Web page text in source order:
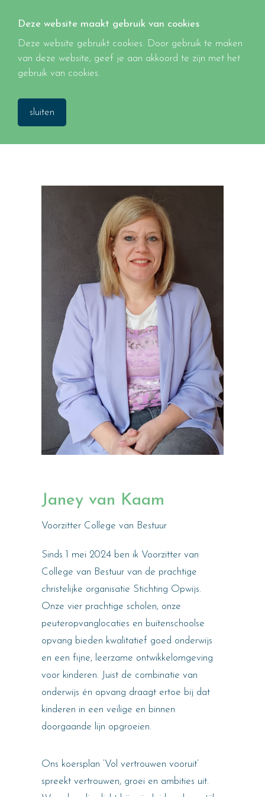
Deze website maakt gebruik van cookies
Deze website gebruikt cookies. Door gebruik te maken
van deze website, geef je aan akkoord te zijn met het
gebruik van cookies.
sluiten
Janey van Kaam
Voorzitter College van Bestuur
Sinds 1 mei 2024 ben ik Voorzitter van
College van Bestuur van de prachtige
christelijke organisatie Stichting Opwijs.
Onze vier prachtige scholen, onze
peuteropvanglocaties en buitenschoolse
opvang bieden kwalitatief goed onderwijs
en een fijne, leerzame ontwikkelomgeving
voor kinderen. Juist de combinatie van
onderwijs én opvang draagt ertoe bij dat
kinderen in een veilige en binnen
doorgaande lijn opgroeien.
Ons koersplan ‘Vol vertrouwen vooruit’
spreekt vertrouwen, groei en ambities uit.